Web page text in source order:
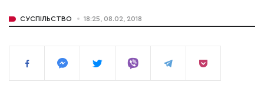
СУСПІЛЬСТВО 18:25, 08.02, 2018